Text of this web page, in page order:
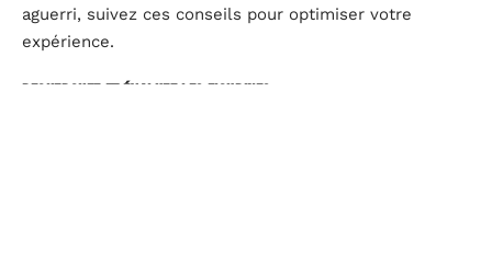
aguerri, suivez ces conseils pour optimiser votre
expérience.
Recherchez et évaluez les figurines